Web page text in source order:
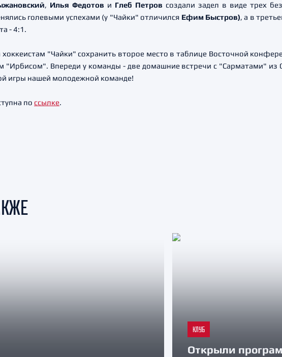
, Илья Федотов и Глеб Петров создали задел в виде трех
голевыми успехами (у "Чайки" отличился Ефим Быстров), а в
- 4:1.
"Чайки" сохранить второе место в таблице Восточной
Впереди у команды - две домашние встречи с "Сарматами" из
игры нашей молодежной команде!
по ссылке.
КЛУБ
Открыли